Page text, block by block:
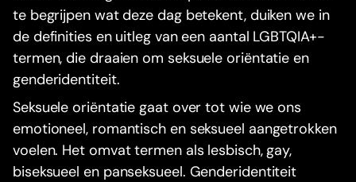
te begrijpen wat deze dag betekent, duiken we in
de definities en uitleg van een aantal LGBTQIA+-
termen, die draaien om seksuele oriëntatie en
genderidentiteit.
Seksuele oriëntatie gaat over tot wie we ons
emotioneel, romantisch en seksueel aangetrokken
voelen. Het omvat termen als lesbisch, gay,
biseksueel en panseksueel. Genderidentiteit